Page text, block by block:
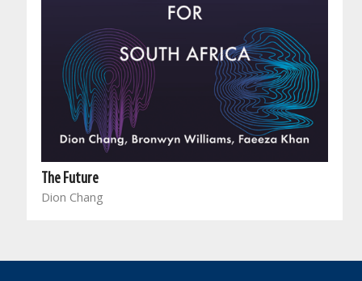
The Future
Dion Chang